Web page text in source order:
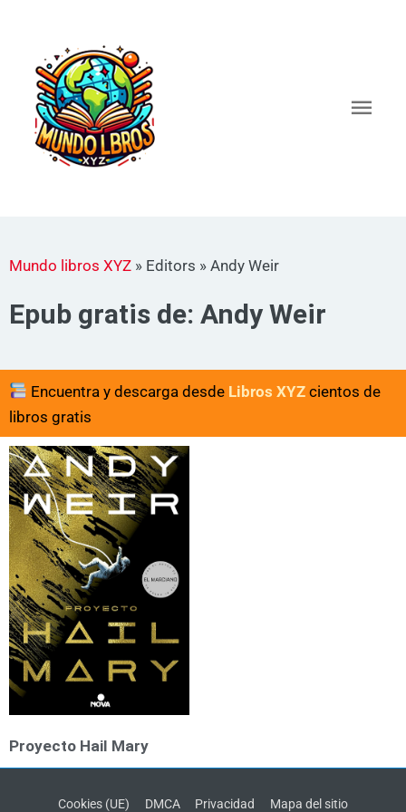
contenido
Mundo libros XYZ » Editors » Andy Weir
Epub gratis de: Andy Weir
Encuentra y descarga desde Libros XYZcientos de
libros gratis
Proyecto Hail Mary
Cookies (UE) DMCA Privacidad Mapa del sitio